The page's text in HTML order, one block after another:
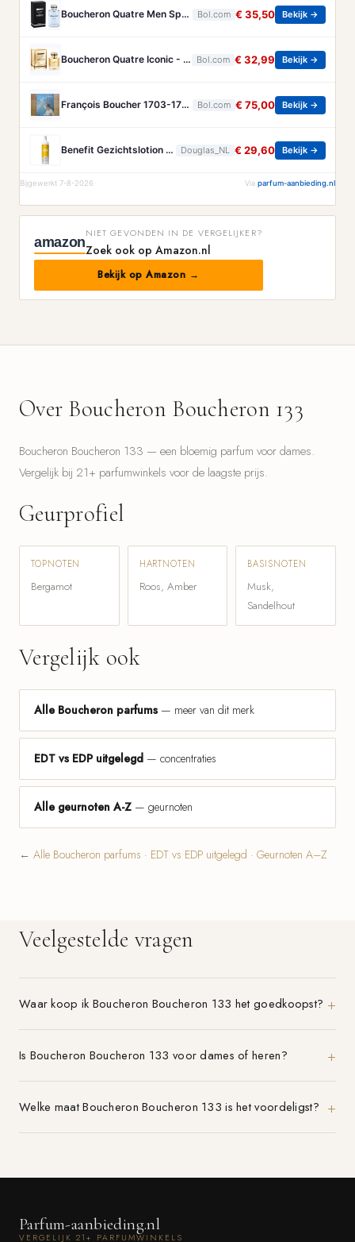
Boucheron Quatre Men Spray - 100 ml - Eau De Toilette Bol.com € 35,50 Bekijk →
Boucheron Quatre Iconic - 50 ml - eau de parfum spray - damesparfum Bol.com € 32,99 Bekijk →
François Boucher 1703-1770 - Brandt, Christa Bol.com € 75,00 Bekijk →
Benefit Gezichtslotion The POREfessional Gezichtstoner Unisex 133ml Douglas_NL € 29,60 Bekijk →
Bijgewerkt 7-8-2026 Via parfum-aanbieding.nl
amazon
NIET GEVONDEN IN DE VERGELIJKER?
Zoek ook op Amazon.nl
Bekijk op Amazon →
Over Boucheron Boucheron 133
Boucheron Boucheron 133 — een bloemig parfum voor dames.
Vergelijk bij 21+ parfumwinkels voor de laagste prijs.
Geurprofiel
TOPNOTEN
Bergamot
HARTNOTEN
Roos, Amber
BASISNOTEN
Musk,
Sandelhout
Vergelijk ook
Alle Boucheron parfums — meer van dit merk
EDT vs EDP uitgelegd — concentraties
Alle geurnoten A-Z — geurnoten
← Alle Boucheron parfums · EDT vs EDP uitgelegd · Geurnoten A–Z
Veelgestelde vragen
Waar koop ik Boucheron Boucheron 133 het goedkoopst?
Is Boucheron Boucheron 133 voor dames of heren?
Welke maat Boucheron Boucheron 133 is het voordeligst?
Parfum-aanbieding.nl
VERGELIJK 21+ PARFUMWINKELS